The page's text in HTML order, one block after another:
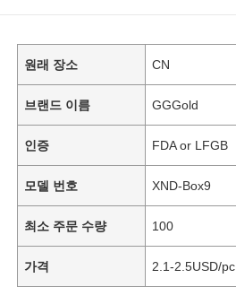
원래 장소 CN
브랜드 이름 GGGold
인증 FDA or LFGB
모델 번호 XND-Box9
최소 주문 수량 100
가격 2.1-2.5USD/pc